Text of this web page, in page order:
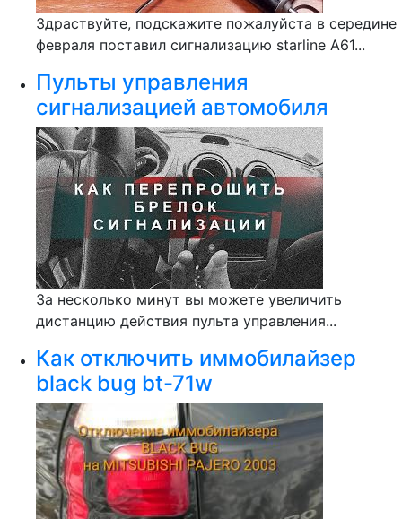
Здраствуйте, подскажите пожалуйста в середине
февраля поставил сигнализацию starline A61...
Пульты управления
сигнализацией автомобиля
За несколько минут вы можете увеличить
дистанцию действия пульта управления...
Как отключить иммобилайзер
black bug bt-71w